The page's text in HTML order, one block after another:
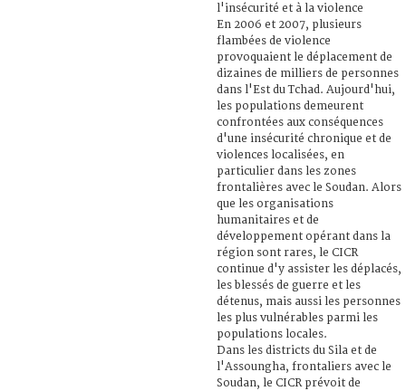
l'insécurité et à la violence
En 2006 et 2007, plusieurs
flambées de violence
provoquaient le déplacement de
dizaines de milliers de personnes
dans l'Est du Tchad. Aujourd'hui,
les populations demeurent
confrontées aux conséquences
d'une insécurité chronique et de
violences localisées, en
particulier dans les zones
frontalières avec le Soudan. Alors
que les organisations
humanitaires et de
développement opérant dans la
région sont rares, le CICR
continue d'y assister les déplacés,
les blessés de guerre et les
détenus, mais aussi les personnes
les plus vulnérables parmi les
populations locales.
Dans les districts du Sila et de
l'Assoungha, frontaliers avec le
Soudan, le CICR prévoit de